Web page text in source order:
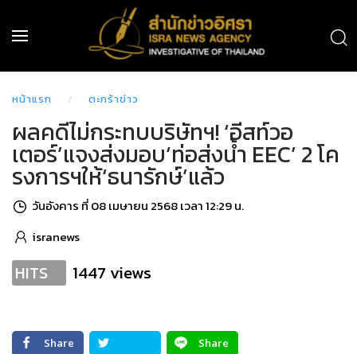
หน้าแรก ตะกร้าข่าว
ผลคดีไม่กระทบบริษัทฯ! ‘อีสท์วอ
เตอร์’แจงส่งมอบ‘ท่อส่งน้ำ EEC’ 2 โค
รงการฯให้‘ธนารักษ์’แล้ว
วันอังคาร ที่ 08 เมษายน 2568 เวลา 12:29 น.
isranews
HITS 1447 views
Share
Share